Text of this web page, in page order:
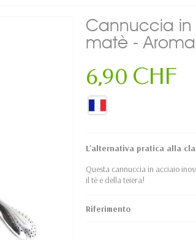
Cannuccia in
matè -
6,90 CHF
L'alternativa pratica alla
Questa cannuccia in acciaio
il tè e della teiera!
Riferimento